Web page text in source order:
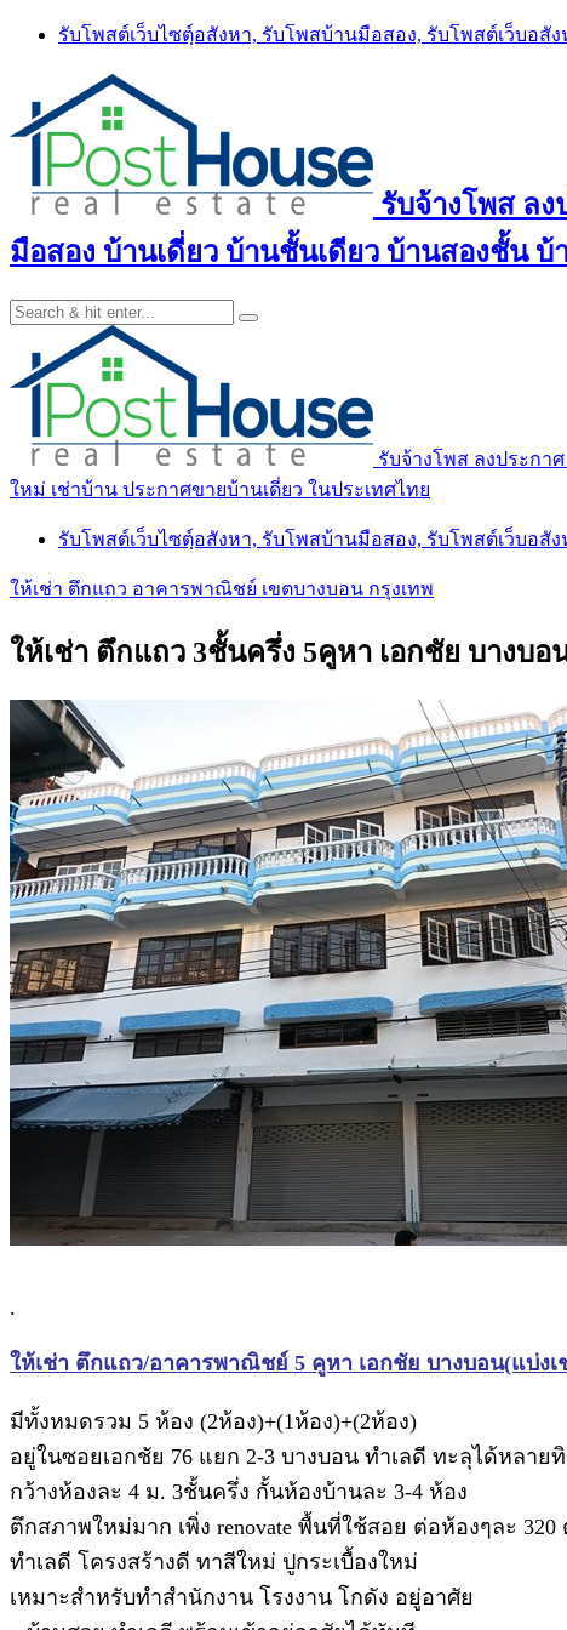
Skip
รับโพสต์เว็บไซตฺ์อสังหา, รับโพสบ้านมือสอง, รับโพสต์เว็บอสั
รับจ้างโพส ล
มือสอง บ้านเดี่ยว บ้านชั้นเดียว บ้านสองชั้น บ้
รับจ้างโพส ลงประกา
ใหม่ เช่าบ้าน ประกาศขายบ้านเดี่ยว ในประเทศไทย
รับโพสต์เว็บไซตฺ์อสังหา, รับโพสบ้านมือสอง, รับโพสต์เว็บอสั
ให้เช่า ตึกแถว อาคารพาณิชย์ เขตบางบอน กรุงเทพ
ให้เช่า ตึกแถว 3ชั้นครึ่ง 5คูหา เอกชัย บางบอ
.
ให้เช่า ตึกแถว/อาคารพาณิชย์ 5 คูหา เอกชัย บางบอน(แบ่งเ
มีทั้งหมดรวม 5 ห้อง (2ห้อง)+(1ห้อง)+(2ห้อง)
อยู่ในซอยเอกชัย 76 แยก 2-3 บางบอน ทำเลดี ทะลุได้หลาย
กว้างห้องละ 4 ม. 3ชั้นครึ่ง กั้นห้องบ้านละ 3-4 ห้อง
ตึกสภาพใหม่มาก เพิ่ง renovate พื้นที่ใช้สอย ต่อห้องๆละ 320
ทำเลดี โครงสร้างดี ทาสีใหม่ ปูกระเบื้องใหม่
เหมาะสำหรับทำสำนักงาน โรงงาน โกดัง อยู่อาศัย